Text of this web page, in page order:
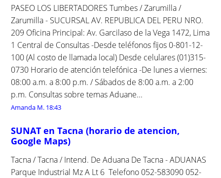
PASEO LOS LIBERTADORES Tumbes / Zarumilla /
Zarumilla - SUCURSAL AV. REPUBLICA DEL PERU NRO.
209 Oficina Principal: Av. Garcilaso de la Vega 1472, Lima
1 Central de Consultas -Desde teléfonos fijos 0-801-12-
100 (Al costo de llamada local) Desde celulares (01)315-
0730 Horario de atención telefónica -De lunes a viernes:
08:00 a.m. a 8:00 p.m. / Sábados de 8:00 a.m. a 2:00
p.m. Consultas sobre temas Aduane...
Amanda M. 18:43
SUNAT en Tacna (horario de atencion,
Google Maps)
Tacna / Tacna / Intend. De Aduana De Tacna - ADUANAS
Parque Industrial Mz A Lt 6 Telefono 052-583090 052-